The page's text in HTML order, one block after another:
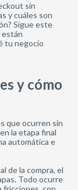
sin
y cuáles son
Sigue este
están
tu negocio
y cómo
que ocurren sin
la etapa final
automática e
de la compra, el
Todo ocurre